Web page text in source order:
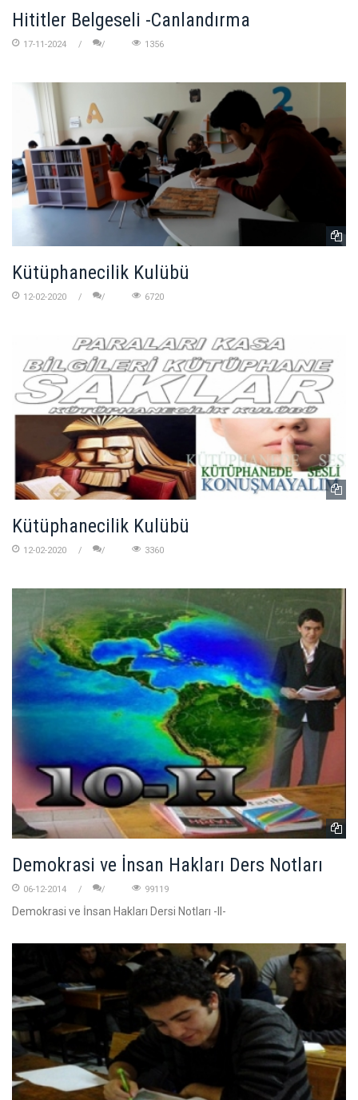
Hititler Belgeseli -Canlandırma
17-11-2024 1356
Kütüphanecilik Kulübü
12-02-2020 6720
Kütüphanecilik Kulübü
12-02-2020 3360
Demokrasi ve İnsan Hakları Ders Notları
06-12-2014 99119
Demokrasi ve İnsan Hakları Dersi Notları -II-